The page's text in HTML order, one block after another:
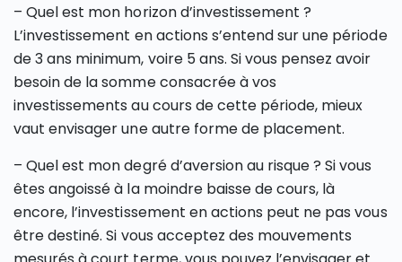
– Quel est mon horizon d’investissement ?
L’investissement en actions s’entend sur une période
de 3 ans minimum, voire 5 ans. Si vous pensez avoir
besoin de la somme consacrée à vos
investissements au cours de cette période, mieux
vaut envisager une autre forme de placement.
– Quel est mon degré d’aversion au risque ? Si vous
êtes angoissé à la moindre baisse de cours, là
encore, l’investissement en actions peut ne pas vous
être destiné. Si vous acceptez des mouvements